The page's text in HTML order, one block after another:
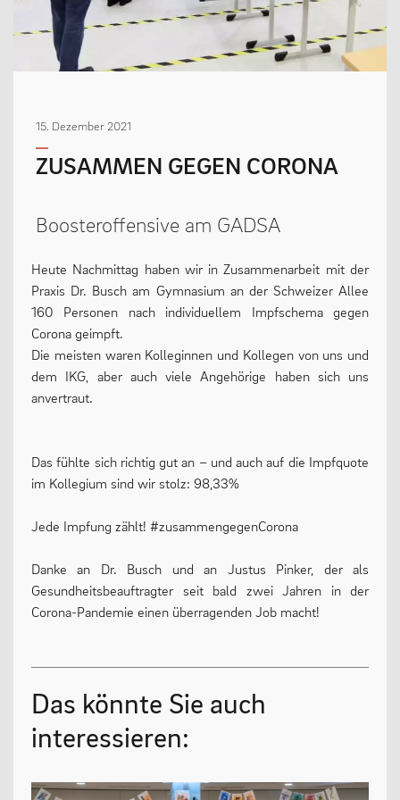
MENSCHEN
Kollegium
Vertretung der Schülerschaft
Erziehungsberechtigte & Förderverein
Schulsozialarbeit
LEBEN
Austausche und Fahrten
Berufliche Orientierung
Menschen und Werke des Monats
LERNEN
Fächer
Mittelstufe
15. Dezember 2021
ZUSAMMEN GEGEN CORONA
Boosteroffensive am GADSA
Heute Nachmittag haben wir in Zusammenarbeit mit der
Praxis Dr. Busch am Gymnasium an der Schweizer Allee
160 Personen nach individuellem Impfschema gegen
Corona geimpft.
Die meisten waren Kolleginnen und Kollegen von uns und
dem IKG, aber auch viele Angehörige haben sich uns
anvertraut.
Das fühlte sich richtig gut an – und auch auf die Impfquote
im Kollegium sind wir stolz: 98,33%
Jede Impfung zählt! #zusammengegenCorona
Danke an Dr. Busch und an Justus Pinker, der als
Gesundheitsbeauftragter seit bald zwei Jahren in der
Corona-Pandemie einen überragenden Job macht!
Das könnte Sie auch
interessieren: